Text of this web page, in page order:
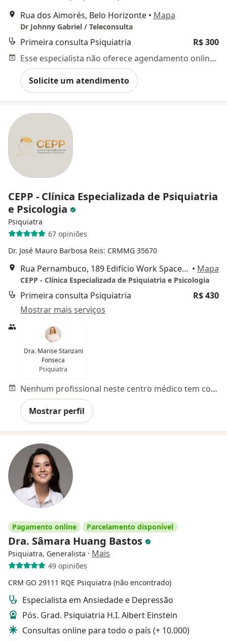
Rua dos Aimorés, Belo Horizonte • Mapa
Dr Johnny Gabriel / Teleconsulta
Primeira consulta Psiquiatria
R$ 300
Esse especialista não oferece agendamento online para esse endereço.
Solicite um atendimento
CEPP - Clínica Especializada de Psiquiatria
e Psicologia
Psiquiatra
67 opiniões
Dr. José Mauro Barbosa Reis: CRMMG 35670
Rua Pernambuco, 189 Edifício Work Space, sala 1104, Belo Horizonte • Mapa
CEPP - Clínica Especializada de Psiquiatria e Psicologia
Primeira consulta Psiquiatria
R$ 430
Mostrar mais serviços
Dra. Marise Stanzani
Fonseca
Psiquiatra
Nenhum profissional neste centro médico tem consultas disponíveis
Mostrar perfil
Pagamento online Parcelamento disponível
Dra. Sâmara Huang Bastos
Psiquiatra, Generalista · Mais
49 opiniões
CRM GO 29111 RQE Psiquiatra (não encontrado)
Especialista em Ansiedade e Depressão
Pós. Grad. Psiquiatria H.I. Albert Einstein
Consultas online para todo o país (+ 10.000)